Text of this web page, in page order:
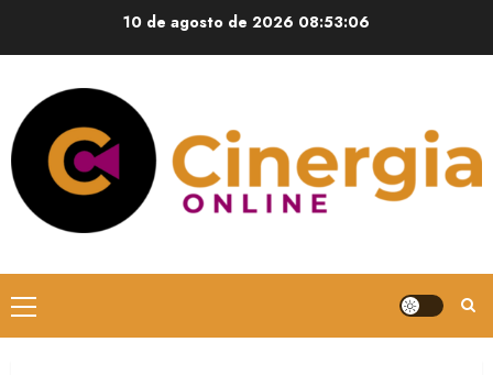
10 de agosto de 2026 08:53:06